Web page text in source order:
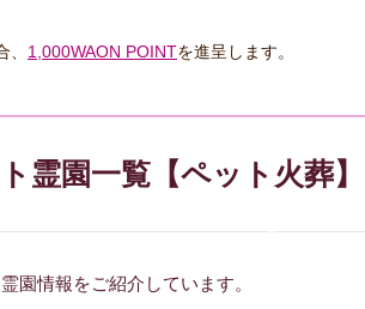
1,000WAON POINTを進呈します。
霊園一覧【ペット火葬】
園情報をご紹介しています。